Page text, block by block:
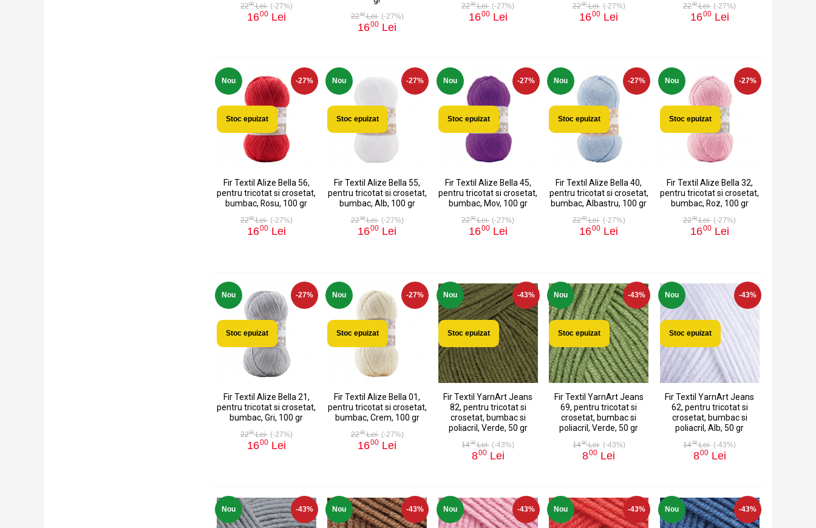
2200Lei (-27%)
1600Lei 2200Lei (-27%)
1600 Lei
2200Lei (-27%)
1600Lei
2200Lei (-27%)
1600 Lei
2200Lei (-27%)
1600Lei
Nou -27%
Stoc epuizat
Fir Textil Alize Bella 56,
pentru tricotat si crosetat,
bumbac, Rosu, 100 gr
2200Lei (-27%)
1600Lei
Nou -27%
Stoc epuizat
Fir Textil Alize Bella 55,
pentru tricotat si crosetat,
bumbac, Alb, 100 gr
2200Lei (-27%)
1600 Lei
Nou -27%
Stoc epuizat
Fir Textil Alize Bella 45,
pentru tricotat si crosetat,
bumbac, Mov, 100 gr
2200Lei (-27%)
1600Lei
Nou -27%
Stoc epuizat
Fir Textil Alize Bella 40,
pentru tricotat si crosetat,
bumbac, Albastru, 100 gr
2200Lei (-27%)
1600 Lei
Nou -27%
Stoc epuizat
Fir Textil Alize Bella 32,
pentru tricotat si crosetat,
bumbac, Roz, 100 gr
2200Lei (-27%)
1600Lei
Nou -27%
Stoc epuizat
Fir Textil Alize Bella 21,
pentru tricotat si crosetat,
bumbac, Gri, 100 gr
2200Lei (-27%)
1600Lei
Nou -27%
Stoc epuizat
Fir Textil Alize Bella 01,
pentru tricotat si crosetat,
bumbac, Crem, 100 gr
2200Lei (-27%)
1600 Lei
Nou -43%
Stoc epuizat
Fir Textil YarnArt Jeans
82, pentru tricotat si
crosetat, bumbac si
poliacril, Verde, 50 gr
1400Lei (-43%)
800Lei
Nou -43%
Stoc epuizat
Fir Textil YarnArt Jeans
69, pentru tricotat si
crosetat, bumbac si
poliacril, Verde, 50 gr
1400Lei (-43%)
800 Lei
Nou -43%
Stoc epuizat
Fir Textil YarnArt Jeans
62, pentru tricotat si
crosetat, bumbac si
poliacril, Alb, 50 gr
1400Lei (-43%)
800Lei
Nou -43% Nou -43% Nou -43% Nou -43% Nou -43%